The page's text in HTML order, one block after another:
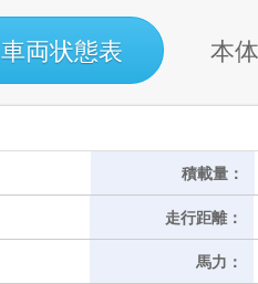
車両状態表 本
積載量：
走行距離：
馬力：